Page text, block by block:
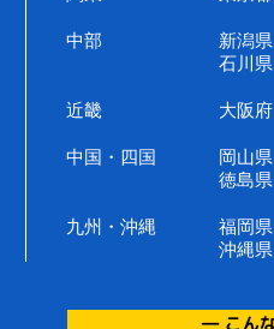
中部 新潟県
石川県
近畿 大阪府
中国・四国 岡山県
徳島県
九州・沖縄 福岡県
沖縄県